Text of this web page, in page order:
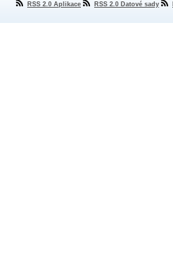
RSS 2.0 Aplikace
RSS 2.0 Datové sady